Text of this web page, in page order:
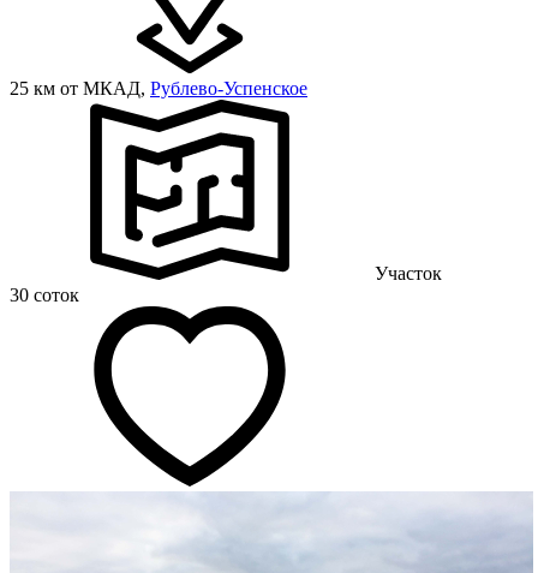
25 км от МКАД, Рублево-Успенское
Участок
30 соток